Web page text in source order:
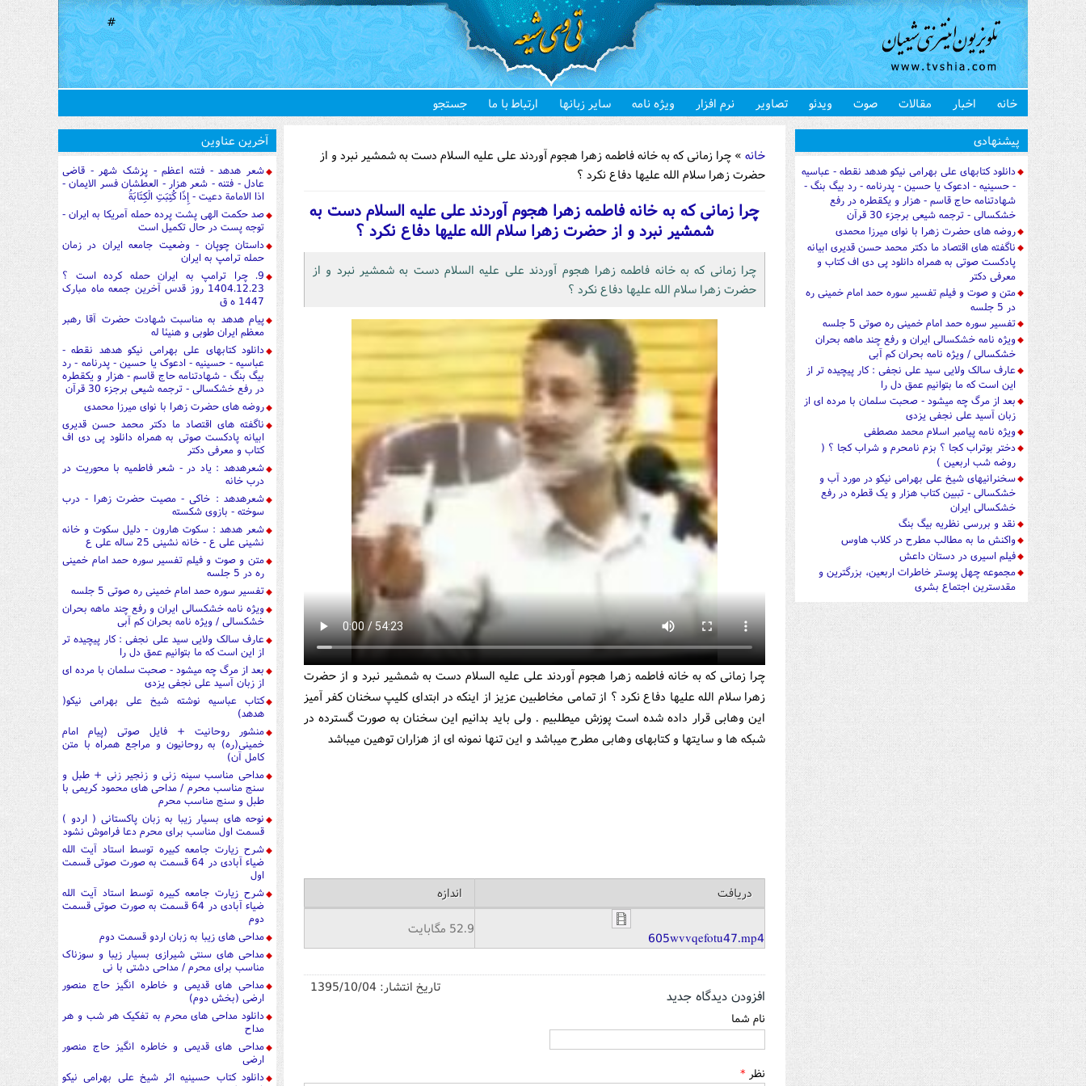
#
خانه اخبار مقالات صوت ویدئو تصاویر نرم افزار ویژه نامه سایر زبانها ارتباط با ما جستجو
خانه » چرا زمانی که به خانه فاطمه زهرا هجوم آوردند علی علیه السلام دست به شمشیر نبرد و از
حضرت زهرا سلام الله علیها دفاع نکرد ؟
چرا زمانی که به خانه فاطمه زهرا هجوم آوردند علی علیه السلام دست به
شمشیر نبرد و از حضرت زهرا سلام الله علیها دفاع نکرد ؟
چرا زمانی که به خانه فاطمه زهرا هجوم آوردند علی علیه السلام دست به شمشیر نبرد و از
حضرت زهرا سلام الله علیها دفاع نکرد ؟
چرا زمانی که به خانه فاطمه زهرا هجوم آوردند علی علیه السلام دست به شمشیر نبرد و از حضرت
زهرا سلام الله علیها دفاع نکرد ؟ از تمامی مخاطبین عزیز از اینکه در ابتدای کلیپ سخنان کفر آمیز
این وهابی قرار داده شده است پوزش میطلبیم . ولی باید بدانیم این سخنان به صورت گسترده در
شبکه ها و سایتها و کتابهای وهابی مطرح میباشد و این تنها نمونه ای از هزاران توهین میباشد
دریافت اندازه
605wvvqefotu47.mp4
52.9 مگابایت
تاریخ انتشار: 1395/10/04 افزودن دیدگاه جدید
نام شما
نظر *
آخرین عناوین
شعر هدهد - فتنه اعظم - پزشک شهر - قاضی
عادل - فتنه - شعر هزار - العطشان فسر الایمان -
اذا الامامة دعیت - إِذَا كُتِبَتِ الْكِتَابَةُ
صد حکمت الهی پشت پرده حمله آمریکا به ایران -
توجه پست در حال تکمیل است
داستان چوپان - وضعیت جامعه ایران در زمان
حمله ترامپ به ایران
9. چرا ترامپ به ایران حمله کرده است ؟
1404.12.23 روز قدس آخرین جمعه ماه مبارک
1447 ه ق
پیام هدهد به مناسبت شهادت حضرت آقا رهبر
معظم ایران طوبی و هنیئا له
دانلود کتابهای علی بهرامی نیکو هدهد نقطه -
عباسیه - حسینیه - ادعوک یا حسین - پدرنامه - رد
بیگ بنگ - شهادتنامه حاج قاسم - هزار و یکقطره
در رفع خشکسالی - ترجمه شیعی برجزء 30 قرآن
روضه های حضرت زهرا با نوای میرزا محمدی
ناگفته های اقتصاد ما دکتر محمد حسن قدیری
ابیانه پادکست صوتی به همراه دانلود پی دی اف
کتاب و معرفی دکتر
شعرهدهد : یاد در - شعر فاطمیه با محوریت در
درب خانه
شعرهدهد : خاکی - مصیت حضرت زهرا - درب
سوخته - بازوی شکسته
شعر هدهد : سکوت هارون - دلیل سکوت و خانه
نشینی علی ع - خانه نشینی 25 ساله علی ع
متن و صوت و فیلم تفسیر سوره حمد امام خمینی
ره در 5 جلسه
تفسیر سوره حمد امام خمینی ره صوتی 5 جلسه
ویژه نامه خشکسالی ایران و رفع چند ماهه بحران
خشکسالی / ویژه نامه بحران کم آبی
عارف سالک ولایی سید علی نجفی : کار پیچیده تر
از این است که ما بتوانیم عمق دل را
بعد از مرگ چه میشود - صحبت سلمان با مرده ای
از زبان آسید علی نجفی یزدی
کتاب عباسیه نوشته شیخ علی بهرامی نیکو(
هدهد)
منشور روحانیت + فایل صوتی (پیام امام
خمینی(ره) به روحانیون و مراجع همراه با متن
کامل آن)
مداحی مناسب سینه زنی و زنجیر زنی + طبل و
سنج مناسب محرم / مداحی های محمود کریمی با
طبل و سنج مناسب محرم
نوحه های بسیار زیبا به زبان پاکستانی ( اردو )
قسمت اول مناسب برای محرم دعا فراموش نشود
شرح زیارت جامعه کبیره توسط استاد آیت الله
ضیاء آبادی در 64 قسمت به صورت صوتی قسمت
اول
شرح زیارت جامعه کبیره توسط استاد آیت الله
ضیاء آبادی در 64 قسمت به صورت صوتی قسمت
دوم
مداحی های زیبا به زبان اردو قسمت دوم
مداحی های سنتی شیرازی بسیار زیبا و سوزناک
مناسب برای محرم / مداحی دشتی با نی
مداحی های قدیمی و خاطره انگیز حاج منصور
ارضی (بخش دوم)
دانلود مداحی های محرم به تفکیک هر شب و هر
مداح
مداحی های قدیمی و خاطره انگیز حاج منصور
ارضی
دانلود کتاب حسینیه اثر شیخ علی بهرامی نیکو
پیشنهادی
دانلود کتابهای علی بهرامی نیکو هدهد نقطه - عباسیه
- حسینیه - ادعوک یا حسین - پدرنامه - رد بیگ بنگ -
شهادتنامه حاج قاسم - هزار و یکقطره در رفع
خشکسالی - ترجمه شیعی برجزء 30 قرآن
روضه های حضرت زهرا با نوای میرزا محمدی
ناگفته های اقتصاد ما دکتر محمد حسن قدیری ابیانه
پادکست صوتی به همراه دانلود پی دی اف کتاب و
معرفی دکتر
متن و صوت و فیلم تفسیر سوره حمد امام خمینی ره
در 5 جلسه
تفسیر سوره حمد امام خمینی ره صوتی 5 جلسه
ویژه نامه خشکسالی ایران و رفع چند ماهه بحران
خشکسالی / ویژه نامه بحران کم آبی
عارف سالک ولایی سید علی نجفی : کار پیچیده تر از
این است که ما بتوانیم عمق دل را
بعد از مرگ چه میشود - صحبت سلمان با مرده ای از
زبان آسید علی نجفی یزدی
ویژه نامه پیامبر اسلام محمد مصطفی
دختر بوتراب کجا ؟ بزم نامحرم و شراب کجا ؟ (
روضه شب اربعین )
سخنرانیهای شیخ علی بهرامی نیکو در مورد آب و
خشکسالی - تببین کتاب هزار و یک قطره در رفع
خشکسالی ایران
نقد و بررسی نظریه بیگ بنگ
واکنش ما به مطالب مطرح در کلاب هاوس
فیلم اسیری در دستان داعش
مجموعه چهل پوستر خاطرات اربعین، بزرگترین و
مقدسترین اجتماع بشری